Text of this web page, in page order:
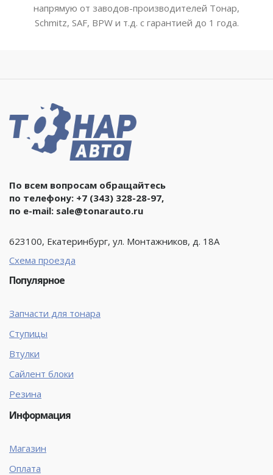
напрямую от заводов-производителей Тонар,
Schmitz, SAF, BPW и т.д. с гарантией до 1 года.
По всем вопросам обращайтесь
по телефону: +7 (343) 328-28-97,
по e-mail: sale@tonarauto.ru
623100, Екатеринбург, ул. Монтажников, д. 18А
Схема проезда
Популярное
Запчасти для тонара
Ступицы
Втулки
Сайлент блоки
Резина
Информация
Магазин
Оплата